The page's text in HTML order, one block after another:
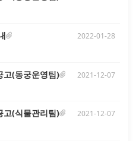
8월 - 대 상 :
객 - 문 의 :
홈페이지에서는 일체의 개인정보
법률 등이 강
영됩니다.1.
정보는 모두
보호하기
2022-01-28
고(동궁운영팀)
2021-12-07
고(식물관리팀)
2021-12-07